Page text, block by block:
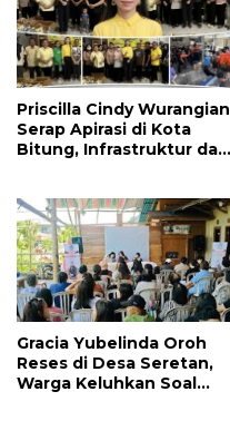
Priscilla Cindy Wurangian
Serap Apirasi di Kota
Bitung, Infrastruktur dan
Warga
Gracia Yubelinda Oroh
Reses di Desa Seretan,
Warga Keluhkan Soal